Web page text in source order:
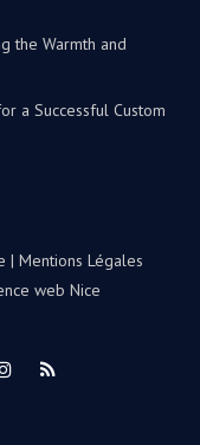
the Warmth and
a Successful Custom
| Mentions Légales
web Nice